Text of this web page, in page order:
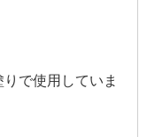
で使用していま